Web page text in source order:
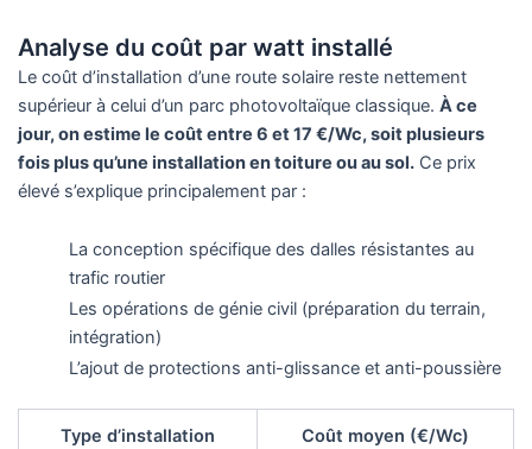
Analyse du coût par watt installé
Le coût d’installation d’une route solaire reste nettement
supérieur à celui d’un parc photovoltaïque classique. À ce
jour, on estime le coût entre 6 et 17 €/Wc, soit plusieurs
fois plus qu’une installation en toiture ou au sol.Ce prix
élevé s’explique principalement par :
La conception spécifique des dalles résistantes au
trafic routier
Les opérations de génie civil (préparation du terrain,
intégration)
L’ajout de protections anti-glissance et anti-poussière
Type d’installation Coût moyen (€/Wc)